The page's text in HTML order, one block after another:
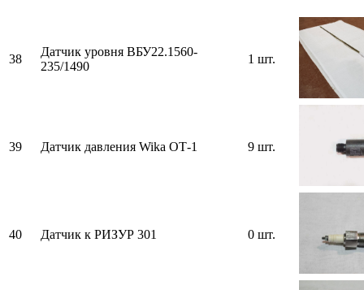
38
Датчик уровня ВБУ22.1560-
235/1490
1 шт.
39 Датчик давления Wika ОТ-1 9 шт.
40 Датчик к РИЗУР 301 0 шт.